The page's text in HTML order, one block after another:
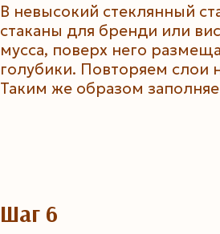
В невысокий стеклянный
стаканы для бренди или
мусса, поверх него
голубики. Повторяем слои
Таким же образом
Шаг 6